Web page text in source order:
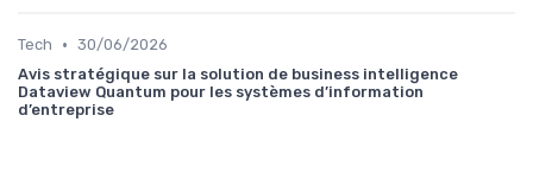
Tech • 30/06/2026
Avis stratégique sur la solution de business intelligence
Dataview Quantum pour les systèmes d’information
d’entreprise